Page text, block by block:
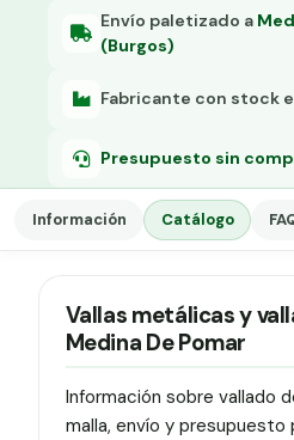
Tensor galvanizado
Envío paletizado a
(Burgos)
Fabricante con stock
Presupuesto sin
Información Catálogo
Vallas metálicas y
Medina De Pomar
Información sobre vallado
malla, envío y